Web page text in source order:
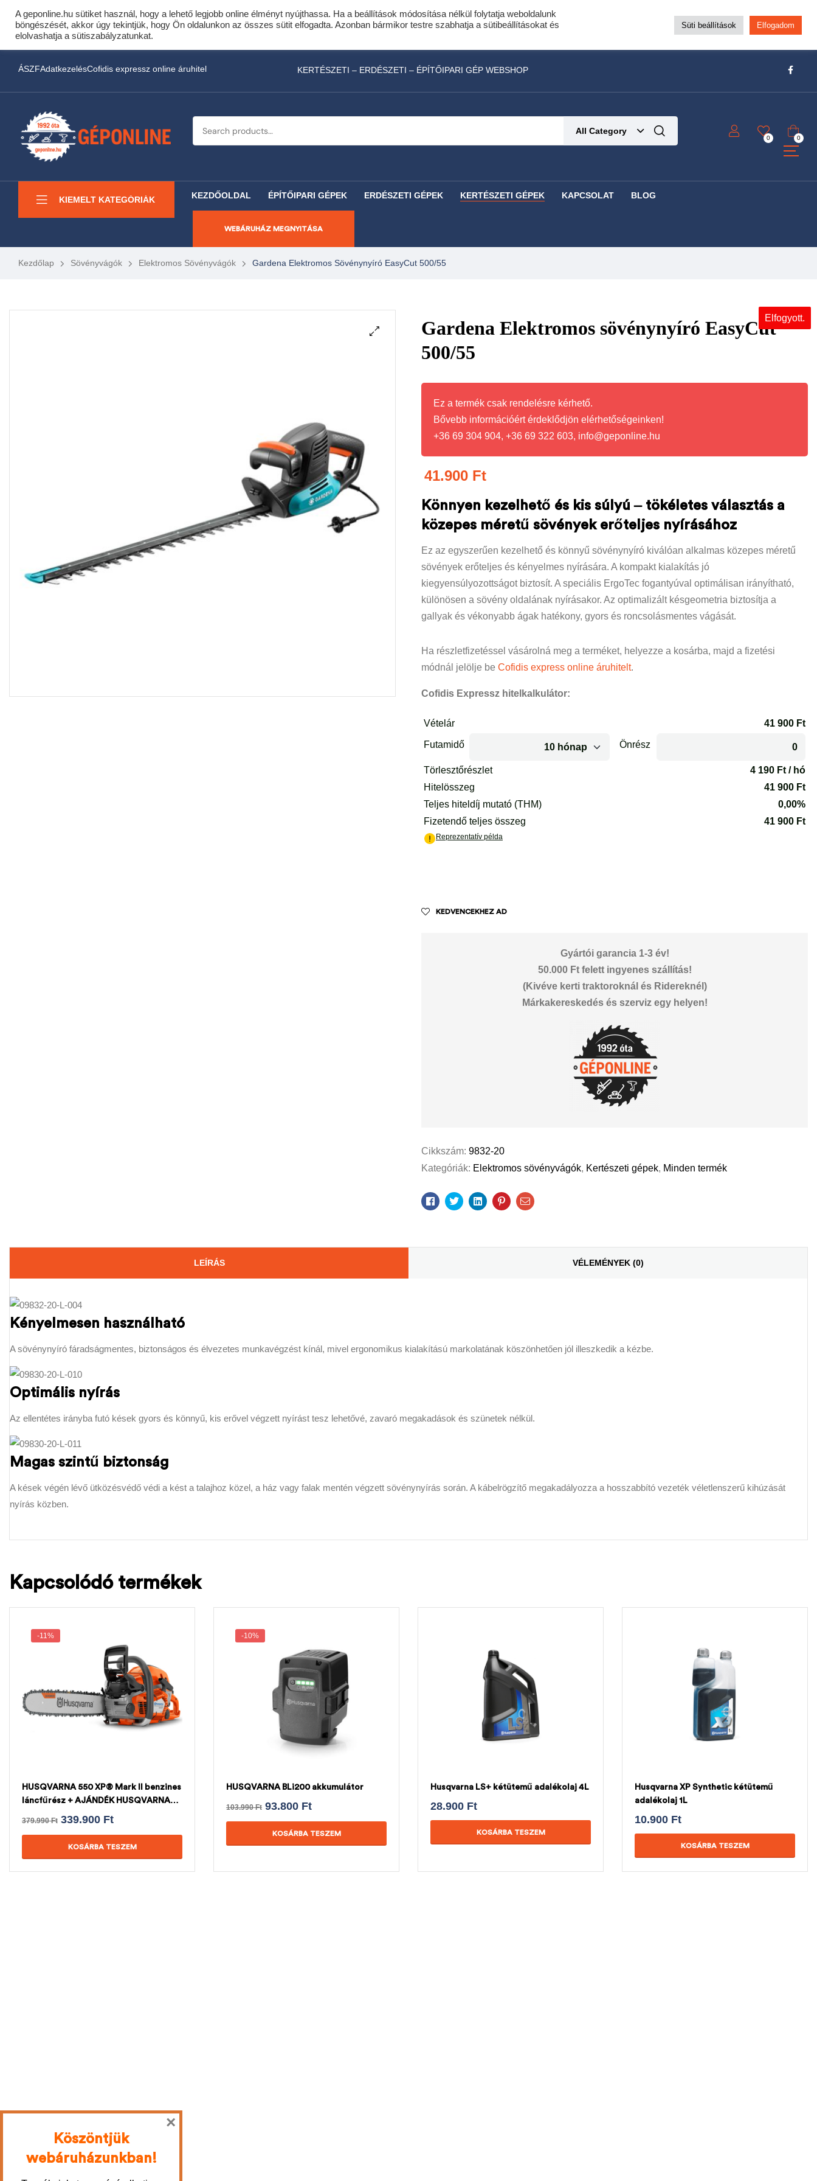
Cofidis expressz online áruhitel 0 % THM-el 10 hónapra!
Most minden akciós HQ láncfűrészhez ajándékba adunk egy fűrészláncot!
Részletek ide kattintva!
ÁSZFAdatkezelésCofidis expressz online áruhitel KERTÉSZETI – ERDÉSZETI – ÉPÍTŐIPARI GÉP WEBSHOP
All Category
0 0
KIEMELT KATEGÓRIÁK KEZDŐOLDAL ÉPÍTŐIPARI GÉPEK ERDÉSZETI GÉPEK KERTÉSZETI GÉPEK KAPCSOLAT BLOG
WEBÁRUHÁZ MEGNYITÁSA
Kezdőlap Sövényvágók Elektromos Sövényvágók Gardena Elektromos Sövénynyíró EasyCut 500/55
Elfogyott.
Gardena Elektromos sövénynyíró EasyCut
500/55
Ez a termék csak rendelésre kérhető.
Bővebb információért érdeklődjön elérhetőségeinken!
+36 69 304 904, +36 69 322 603, info@geponline.hu
41.900 Ft
Könnyen kezelhető és kis súlyú – tökéletes választás a
közepes méretű sövények erőteljes nyírásához
Ez az egyszerűen kezelhető és könnyű sövénynyíró kiválóan alkalmas közepes méretű
sövények erőteljes és kényelmes nyírására. A kompakt kialakítás jó
kiegyensúlyozottságot biztosít. A speciális ErgoTec fogantyúval optimálisan irányítható,
különösen a sövény oldalának nyírásakor. Az optimalizált késgeometria biztosítja a
gallyak és vékonyabb ágak hatékony, gyors és roncsolásmentes vágását.
Ha részletfizetéssel vásárolná meg a terméket, helyezze a kosárba, majd a fizetési
módnál jelölje beCofidis express online áruhitelt.
Cofidis Expressz hitelkalkulátor:
KEDVENCEKHEZ AD
Gyártói garancia 1-3 év!
50.000 Ft felett ingyenes szállítás!
(Kivéve kerti traktoroknál és Ridereknél)
Márkakereskedés és szerviz egy helyen!
Cikkszám:9832-20
Kategóriák: Elektromos sövényvágók, Kertészeti gépek, Minden termék
Facebook
TwitterLinkedinPinterestEmail
LEÍRÁS VÉLEMÉNYEK (0)
Kényelmesen használható
A sövénynyíró fáradságmentes, biztonságos és élvezetes munkavégzést kínál, mivel ergonomikus kialakítású markolatának köszönhetően jól illeszkedik a kézbe.
Optimális nyírás
Az ellentétes irányba futó kések gyors és könnyű, kis erővel végzett nyírást tesz lehetővé, zavaró megakadások és szünetek nélkül.
Magas szintű biztonság
A kések végén lévő ütközésvédő védi a kést a talajhoz közel, a ház vagy falak mentén végzett sövénynyírás során. A kábelrögzítő megakadályozza a hosszabbító vezeték véletlenszerű kihúzását
nyírás közben.
Kapcsolódó termékek
-11%
HUSQVARNA 550 XP® Mark II benzines
láncfűrész + AJÁNDÉK HUSQVARNA
379.990Ft 339.900 Ft
KOSÁRBA TESZEM
-10%
HUSQVARNA BLi200 akkumulátor
103.990Ft 93.800 Ft
KOSÁRBA TESZEM
Husqvarna LS+ kétütemű adalékolaj 4L
28.900 Ft
KOSÁRBA TESZEM
Husqvarna XP Synthetic kétütemű
adalékolaj 1L
10.900 Ft
KOSÁRBA TESZEM
A geponline.hu sütiket használ, hogy a lehető legjobb online élményt nyújthassa. Ha a beállítások módosítása nélkül folytatja weboldalunk
böngészését, akkor úgy tekintjük, hogy Ön oldalunkon az összes sütit elfogadta. Azonban bármikor testre szabhatja a sütibeállításokat és
elolvashatja a sütiszabályzatunkat.
Süti beállítások Elfogadom
Köszöntjük
webáruházunkban!
×